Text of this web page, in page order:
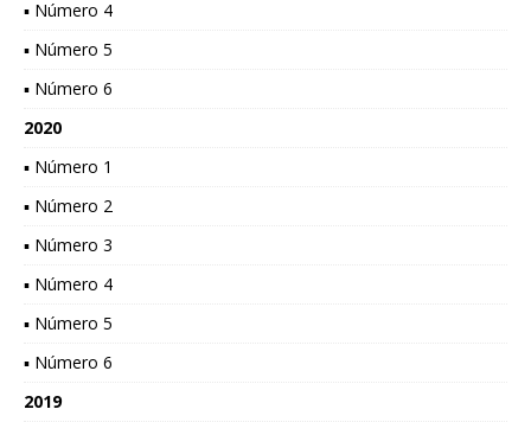
▪ Número 4
▪ Número 5
▪ Número 6
2020
▪ Número 1
▪ Número 2
▪ Número 3
▪ Número 4
▪ Número 5
▪ Número 6
2019